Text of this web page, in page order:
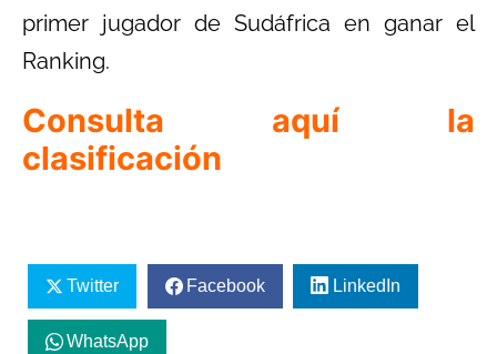
primer jugador de Sudáfrica en ganar el
Ranking.
Consulta aquí la
clasificación
Twitter Facebook LinkedIn
WhatsApp